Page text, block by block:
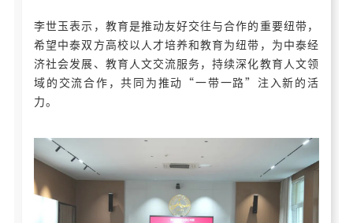
李世玉表示，教育是推动友好交往与合作的重要纽带，
希望中泰双方高校以人才培养和教育为纽带，为中泰经
济社会发展、教育人文交流服务，持续深化教育人文领
域的交流合作，共同为推动“一带一路”注入新的活
力。